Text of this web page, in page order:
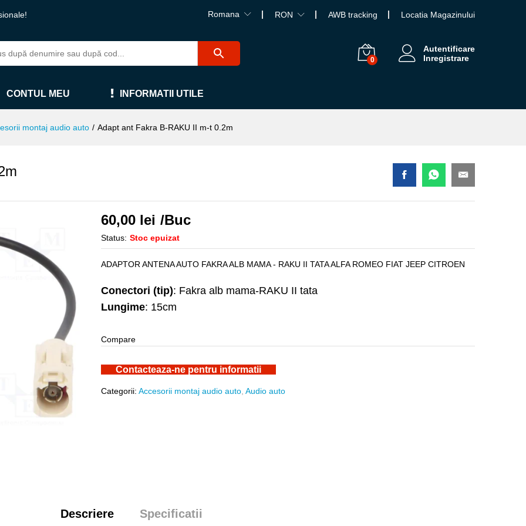
Romana RON AWB tracking Locatia Magazinului
0
Autentificare
Inregistrare
CONTUL MEU INFORMATII UTILE
montaj audio auto / Adapt ant Fakra B-RAKU II m-t 0.2m
60,00 lei /Buc
Status: Stoc epuizat
ADAPTOR ANTENA AUTO FAKRA ALB MAMA - RAKU II TATA ALFA ROMEO FIAT JEEP CITROEN
Conectori (tip): Fakra alb mama-RAKU II tata
Lungime: 15cm
Compare
Contacteaza-ne pentru informatii
Categorii:Accesorii montaj audio auto ,Audio auto
Descriere Specificatii